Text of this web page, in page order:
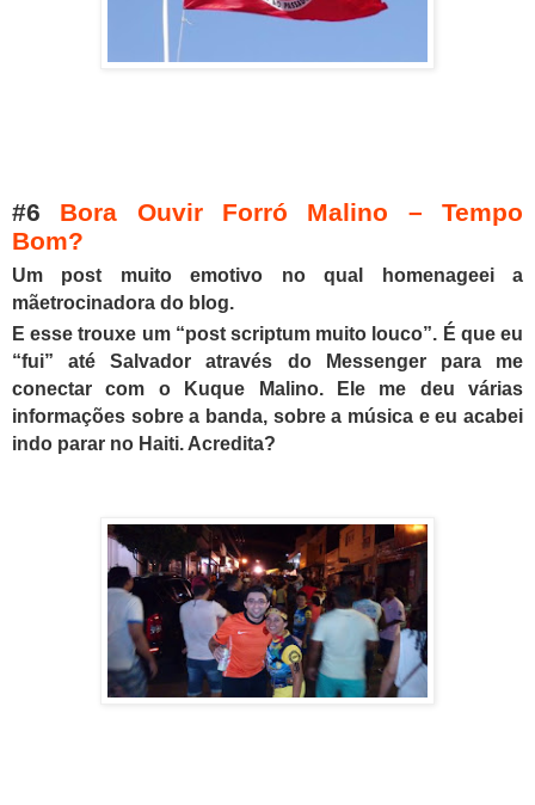
#6 Bora Ouvir Forró Malino – Tempo
Bom?
Um post muito emotivo no qual homenageei a
mãetrocinadora do blog.
E esse trouxe um “post scriptum muito louco”. É que eu
“fui” até Salvador através do Messenger para me
conectar com o Kuque Malino. Ele me deu várias
informações sobre a banda, sobre a música e eu acabei
indo parar no Haiti. Acredita?